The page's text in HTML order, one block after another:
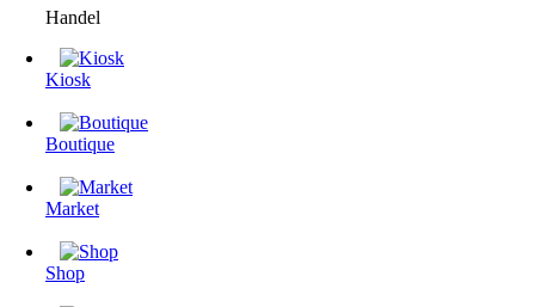
Handel
Kiosk
Boutique
Market
Shop